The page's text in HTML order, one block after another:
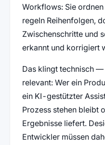
Workflows: Sie
regeln Reihenfolgen,
Zwischenschritte und
erkannt und korrigiert
Das klingt technisch
relevant: Wer ein
ein KI-gestützter
Prozess stehen bleibt
Ergebnisse liefert.
Entwickler müssen